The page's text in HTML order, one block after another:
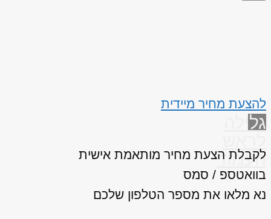
להצעת מחיר מיידית
גלילה
העמוד
לקבלת הצעת מחיר מותאמת אישית
בוואטספ / סמס
נא מלאו את מספר הטלפון שלכם